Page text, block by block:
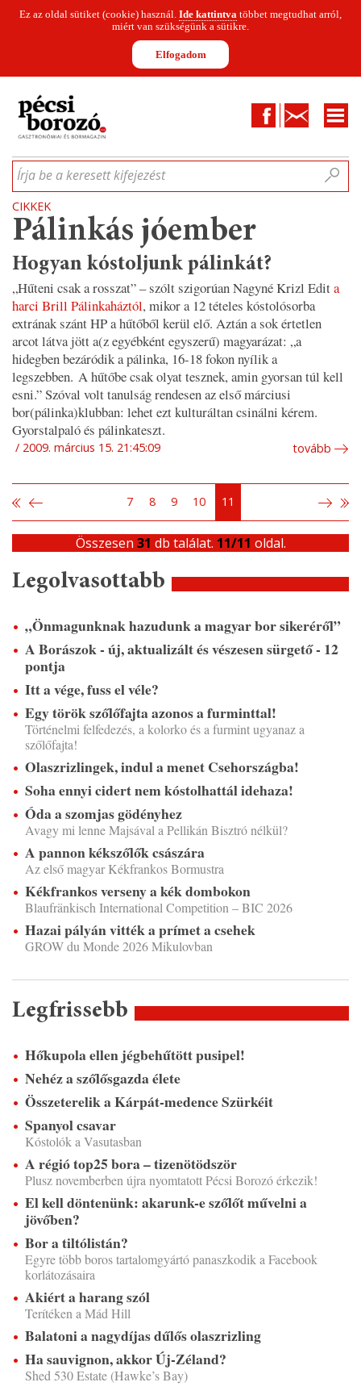
Ez az oldal sütiket (cookie) használ. Ide kattintva többet megtudhat arról,
miért van szükségünk a sütikre.
Elfogadom
FacebookKapcsolat
CIKKEKHÍREKINFOGRAFIKÁKMUNKATÁRSAKWINESOFA
Írja be a keresett kifejezést
CIKKEK
Pálinkás jóember
Hogyan kóstoljunk pálinkát?
„Hűteni csak a rosszat”– szólt szigorúan Nagyné Krizl Edita
harci Brill Pálinkaháztól, mikor a 12 tételes kóstolósorba
extrának szánt HP a hűtőből kerül elő. Aztán a sok értetlen
arcot látva jött a(z egyébként egyszerű) magyarázat: „a
hidegben bezáródik a pálinka, 16-18 fokon nyílik a
legszebben. A hűtőbe csak olyat tesznek, amin gyorsan túl kell
esni.”Szóval volt tanulság rendesen az első márciusi
bor(pálinka)klubban: lehet ezt kulturáltan csinálni kérem.
Gyorstalpaló és pálinkateszt.
2009. március 15. 21:45:09 tovább
7 8 9 10 11
Összesen 31 db találat. 11/11 oldal.
Legolvasottabb
„Önmagunknak hazudunk a magyar bor sikeréről”
A Borászok - új, aktualizált és vészesen sürgető - 12
pontja
Itt a vége, fuss el véle?
Egy török szőlőfajta azonos a furminttal!
Történelmi felfedezés, a kolorko és a furmint ugyanaz a
szőlőfajta!
Olaszrizlingek, indul a menet Csehországba!
Soha ennyi cidert nem kóstolhattál idehaza!
Óda a szomjas gödényhez
Avagy mi lenne Majsával a Pellikán Bisztró nélkül?
A pannon kékszőlők császára
Az első magyar Kékfrankos Bormustra
Kékfrankos verseny a kék dombokon
Blaufränkisch International Competition – BIC 2026
Hazai pályán vitték a prímet a csehek
GROW du Monde 2026 Mikulovban
Legfrissebb
Hőkupola ellen jégbehűtött pusipel!
Nehéz a szőlősgazda élete
Összeterelik a Kárpát-medence Szürkéit
Spanyol csavar
Kóstolók a Vasutasban
A régió top25 bora – tizenötödször
Plusz novemberben újra nyomtatott Pécsi Borozó érkezik!
El kell döntenünk: akarunk-e szőlőt művelni a
jövőben?
Bor a tiltólistán?
Egyre több boros tartalomgyártó panaszkodik a Facebook
korlátozásaira
Akiért a harang szól
Terítéken a Mád Hill
Balatoni a nagydíjas dűlős olaszrizling
Ha sauvignon, akkor Új-Zéland?
Shed 530 Estate (Hawke’s Bay)